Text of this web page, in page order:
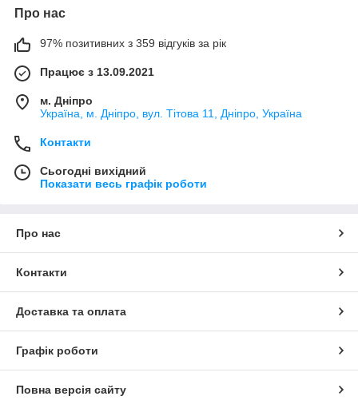
Про нас
97% позитивних з 359 відгуків за рік
Працює з 13.09.2021
м. Дніпро
Україна, м. Дніпро, вул. Тітова 11, Дніпро, Україна
Контакти
Сьогодні вихідний
Показати весь графік роботи
Про нас
Контакти
Доставка та оплата
Графік роботи
Повна версія сайту